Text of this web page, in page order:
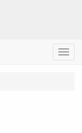
M
e